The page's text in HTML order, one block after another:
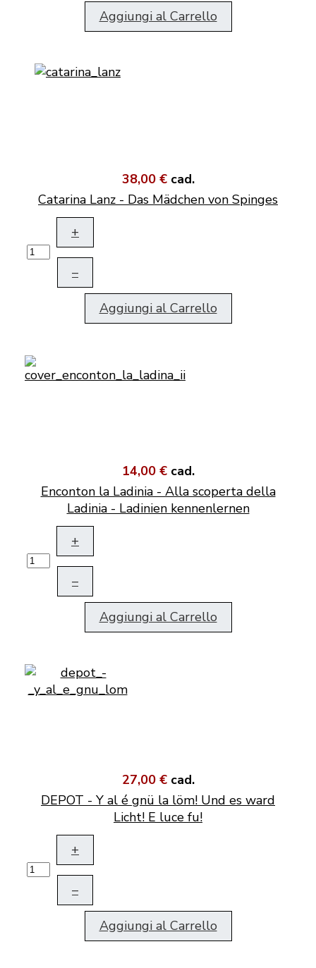
Aggiungi al Carrello
38,00 € cad.
Catarina Lanz - Das Mädchen von Spinges
+
–
Aggiungi al Carrello
14,00 € cad.
Enconton la Ladinia - Alla scoperta della
Ladinia - Ladinien kennenlernen
+
–
Aggiungi al Carrello
27,00 € cad.
DEPOT - Y al é gnü la löm! Und es ward
Licht! E luce fu!
+
–
Aggiungi al Carrello